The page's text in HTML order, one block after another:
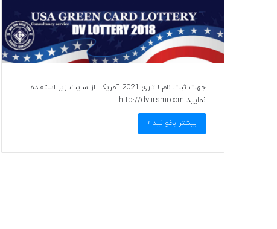
جهت ثبت نام لاتاری 2021 آمریکا از سایت زیر استفاده
نمایید http://dv.irsmi.com
بیشتر بخوانید »